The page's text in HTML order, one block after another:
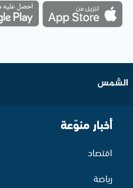
أخبار منوّعة
اقتصاد
رياضة